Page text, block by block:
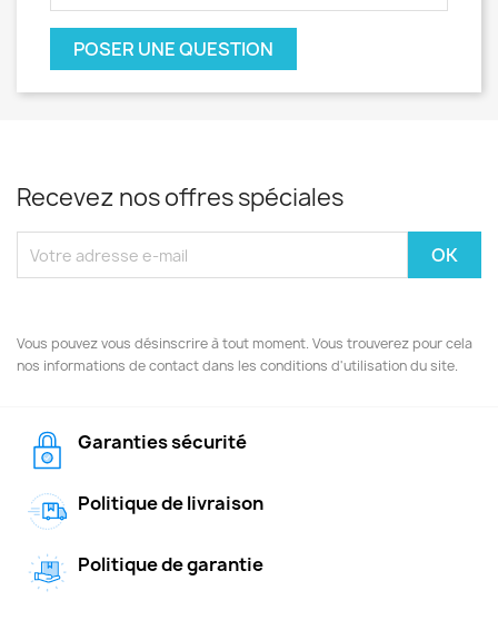
POSER UNE QUESTION
Recevez nos offres spéciales
Vous pouvez vous désinscrire à tout moment. Vous trouverez pour cela
nos informations de contact dans les conditions d'utilisation du site.
Garanties sécurité
Politique de livraison
Politique de garantie